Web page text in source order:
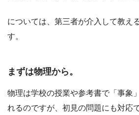
については、第三者が介入して教え
す。
まずは物理から。
物理は学校の授業や参考書で「事象
れるのですが、初見の問題にも対応